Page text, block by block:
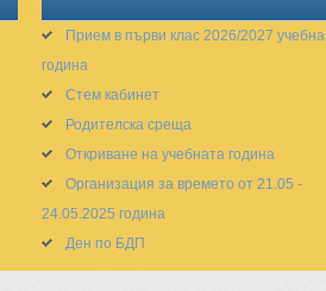
Прием в първи клас 2026/2027 учебна
година
Стем кабинет
Родителска среща
Откриване на учебната година
Организация за времето от 21.05 -
24.05.2025 година
Ден по БДП